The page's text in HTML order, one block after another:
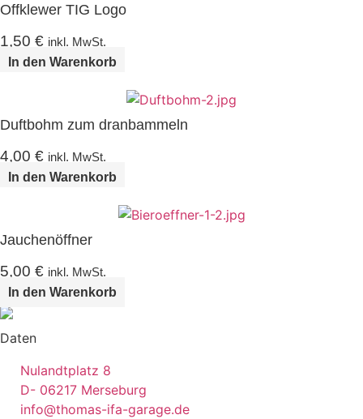
Offklewer TIG Logo
1,50 € inkl. MwSt.
In den Warenkorb
Duftbohm zum dranbammeln
4,00 € inkl. MwSt.
In den Warenkorb
Jauchenöffner
5,00 € inkl. MwSt.
In den Warenkorb
Daten
Nulandtplatz 8
D- 06217 Merseburg
info@thomas-ifa-garage.de